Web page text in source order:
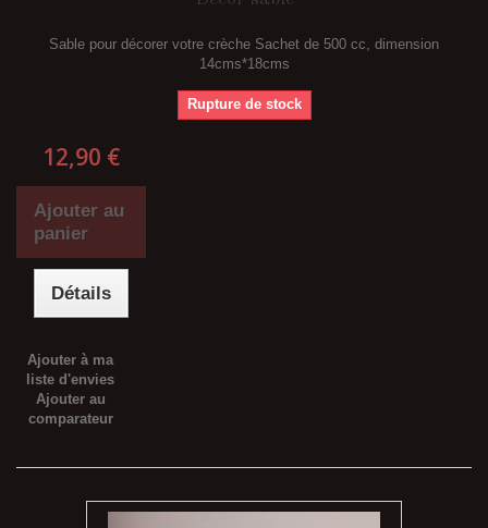
Sable pour décorer votre crèche Sachet de 500 cc, dimension
14cms*18cms
Rupture de stock
12,90 €
Ajouter au
panier
Détails
Ajouter à ma
liste d'envies
Ajouter au
comparateur